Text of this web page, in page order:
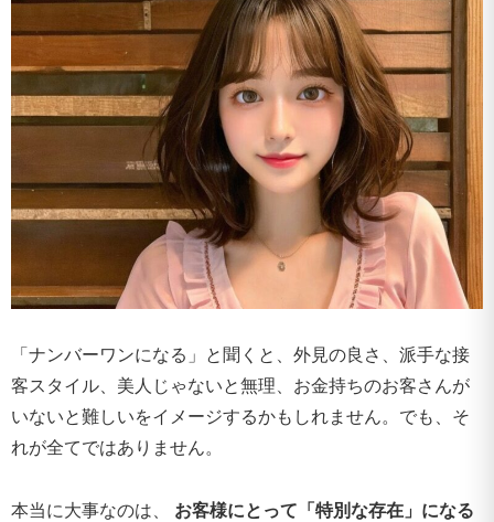
「ナンバーワンになる」と聞くと、外見の良さ、派手な接
客スタイル、美人じゃないと無理、お金持ちのお客さんが
いないと難しいをイメージするかもしれません。でも、そ
れが全てではありません。
本当に大事なのは、 お客様にとって「特別な存在」になる